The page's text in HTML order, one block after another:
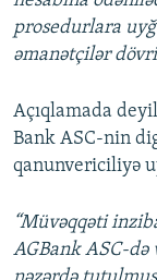
prosedurlara
əmanətçilər
Açıqlamada
Bank ASC-nin
qanunvericiliyə
“Müvəqqəti
AGBank ASC-